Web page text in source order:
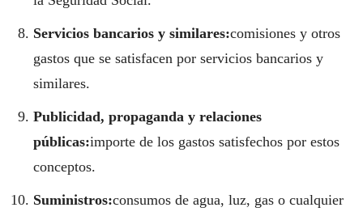
Servicios bancarios y similares:comisiones y otros
gastos que se satisfacen por servicios bancarios y
similares.
Publicidad, propaganda y relaciones
públicas:importe de los gastos satisfechos por estos
conceptos.
Suministros:consumos de agua, luz, gas o cualquier